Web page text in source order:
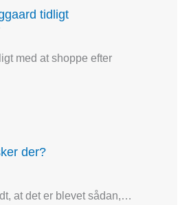
tidligt
med at shoppe efter
der?
at det er blevet sådan,…